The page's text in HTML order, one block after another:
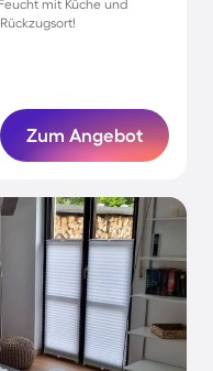
mit Küche und
Zum Angebot